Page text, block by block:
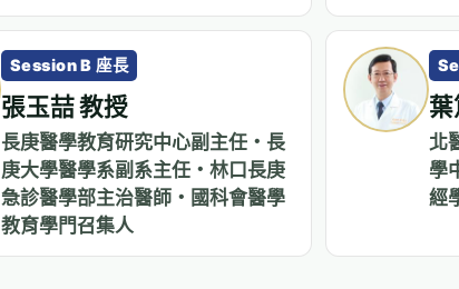
Session B 座長
張玉喆 教授
長庚醫學教育研究中心副主任・長
庚大學醫學系副系主任・林口長庚
急診醫學部主治醫師・國科會醫學
教育學門召集人
北
學
經